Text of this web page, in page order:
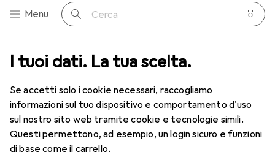
I tuoi dati. La tua scelta.
Se accetti solo i cookie necessari, raccogliamo
informazioni sul tuo dispositivo e comportamento d'uso
sul nostro sito web tramite cookie e tecnologie simili.
Questi permettono, ad esempio, un login sicuro e funzioni
di base come il carrello.
Categoria Navigazione
Menu Cerca
Lenti a contatto Air Optix HydraGlyde per l'astigmatismo 6
1 Immagine
Air Optix HydraGlyde per
EUR
47,29 EUR
7,88/1pz.